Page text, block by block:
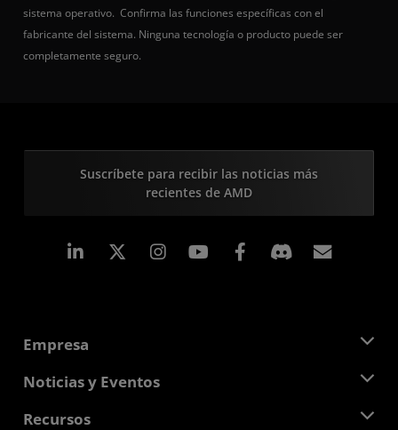
sistema operativo. Confirma las funciones específicas con el
fabricante del sistema. Ninguna tecnología o producto puede ser
completamente seguro.
Suscríbete para recibir las noticias más
recientes de AMD
LinkedIn Instagram Facebook
Empresa
Acerca de AMD
Responsabilidad corporativa
Noticias y Eventos
Sala de prensa
Recursos